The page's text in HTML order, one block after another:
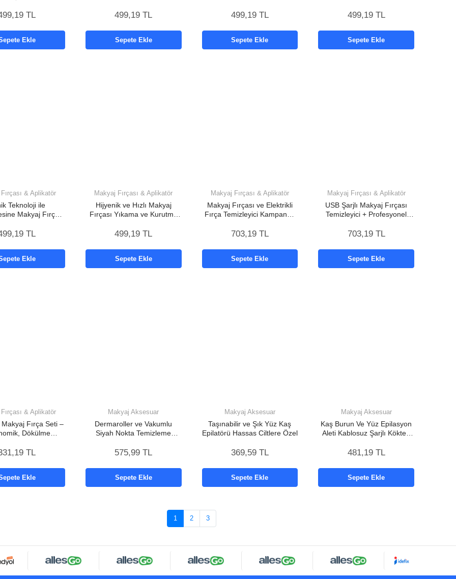
TL
Ekle
499,19 TL
Sepete Ekle
499,19 TL
Sepete Ekle
499,19 TL
Sepete Ekle
& Aplikatör
Teknoloji ile
Makyaj Fırçası
TL
Ekle
Makyaj Fırçası & Aplikatör
Hijyenik ve Hızlı Makyaj
Fırçası Yıkama ve Kurutma
499,19 TL
Sepete Ekle
Makyaj Fırçası & Aplikatör
Makyaj Fırçası ve Elektrikli
Fırça Temizleyici Kampanya
703,19 TL
Sepete Ekle
Makyaj Fırçası & Aplikatör
USB Şarjlı Makyaj Fırçası
Temizleyici + Profesyonel
703,19 TL
Sepete Ekle
& Aplikatör
Fırça Seti –
Dökülme
TL
Ekle
Makyaj Aksesuar
Dermaroller ve Vakumlu
Siyah Nokta Temizleme
575,99 TL
Sepete Ekle
Makyaj Aksesuar
Taşınabilir ve Şık Yüz Kaş
Epilatörü Hassas Ciltlere Özel
369,59 TL
Sepete Ekle
Makyaj Aksesuar
Kaş Burun Ve Yüz Epilasyon
Aleti Kablosuz Şarjlı Kökten
481,19 TL
Sepete Ekle
1 2 3